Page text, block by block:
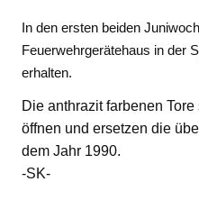
In den ersten beiden
Feuerwehrgerätehaus in der
erhalten.
Die anthrazit farbenen
öffnen und ersetzen die
dem Jahr 1990.
-SK-